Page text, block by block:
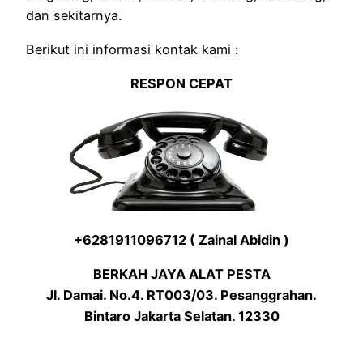
dan sekitarnya.
Berikut ini informasi kontak kami :
RESPON CEPAT
+6281911096712 ( Zainal Abidin )
BERKAH JAYA ALAT PESTA
Jl. Damai. No.4. RT003/03. Pesanggrahan.
Bintaro Jakarta Selatan. 12330